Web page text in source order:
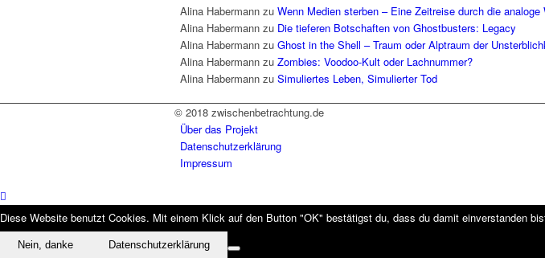
Alina Habermann zu Wenn Medien sterben – Eine Zeitreise durch die analoge
Alina Habermann zu Die tieferen Botschaften von Ghostbusters: Legacy
Alina Habermann zu Ghost in the Shell – Traum oder Alptraum der
Alina Habermann zu Zombies: Voodoo-Kult oder Lachnummer?
Alina Habermann zu Simuliertes Leben, Simulierter Tod
© 2018 zwischenbetrachtung.de
Über das Projekt
Datenschutzerklärung
Impressum
Diese Website benutzt Cookies. Mit einem Klick auf den Button "OK" bestätigst du, dass du damit einverstanden
Nein, danke Datenschutzerklärung